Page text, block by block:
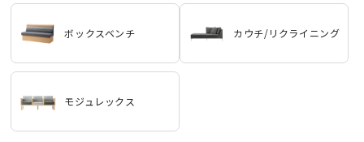
ボックスベンチ カウチ/リクライニング
モジュレックス